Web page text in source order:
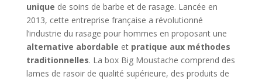
unique de soins de barbe et de rasage. Lancée en
2013, cette entreprise française a révolutionné
l’industrie du rasage pour hommes en proposant une
alternative abordable et pratique aux méthodes
traditionnelles. La box Big Moustache comprend des
lames de rasoir de qualité supérieure, des produits de